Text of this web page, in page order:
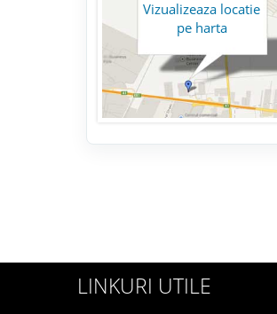
Vizualizeaza locatie
pe harta
LINKURI UTILE